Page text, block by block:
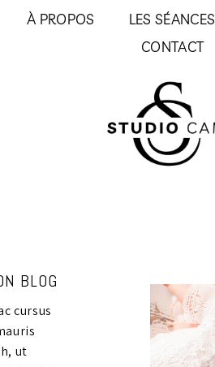
À PROPOS LES SÉANCES
CONTACT
BLOG
cursus
ut